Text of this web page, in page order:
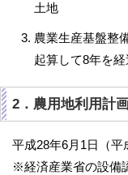
土地
農業生産基盤整
起算して8年を
2．農用地利用計
平成28年6月1日（平
※経済産業省の設備